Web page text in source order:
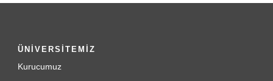
ÜNİVERSİTEMİZ
Kurucumuz